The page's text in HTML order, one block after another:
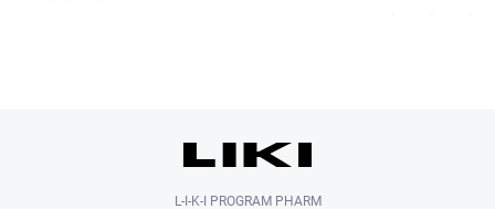
L-I-K-I PROGRAM PHARM